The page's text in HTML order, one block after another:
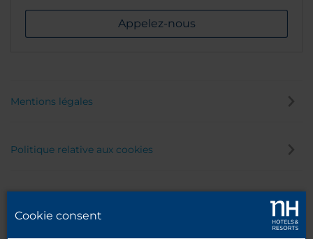
Appelez-nous
Mentions légales
Politique relative aux cookies
Cookie consent